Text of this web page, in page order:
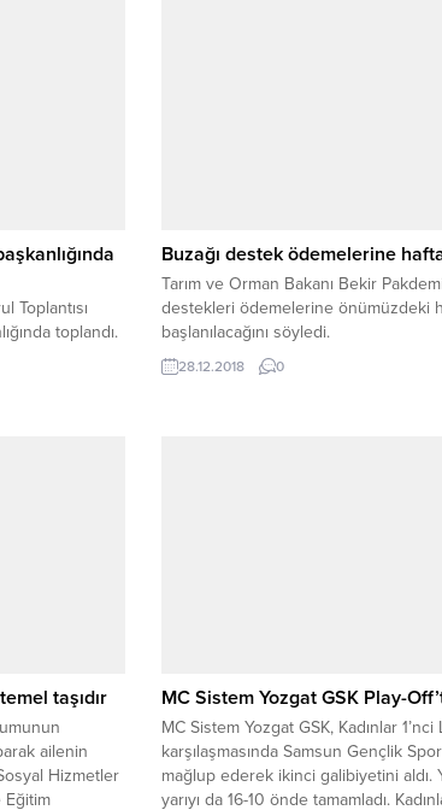
Toplantısı
toplandı.
Buzağı destek ödemelerine
Tarım ve Orman Bakanı Bekir
destekleri ödemelerine önümüzdeki
başlanılacağını söyledi.
28.12.2018 0
taşıdır
ailenin
Hizmetler
Eğitim
MC Sistem Yozgat GSK Play-
MC Sistem Yozgat GSK, Kadınlar
karşılaşmasında Samsun Gençlik
mağlup ederek ikinci galibiyetini aldı.
yarıyı da 16-10 önde tamamladı.